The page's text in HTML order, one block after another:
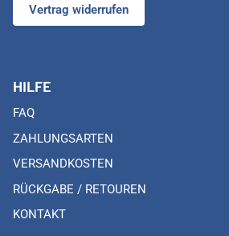
Vertrag widerrufen
HILFE
FAQ
ZAHLUNGSARTEN
VERSANDKOSTEN
RÜCKGABE / RETOUREN
KONTAKT